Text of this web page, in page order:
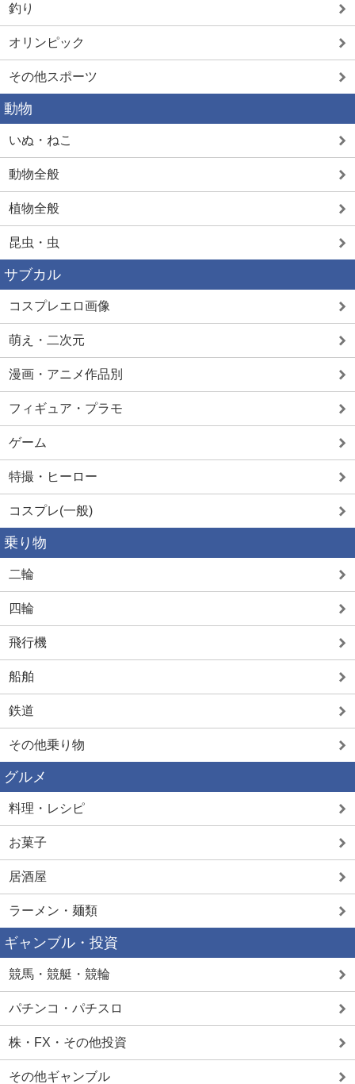
釣り
オリンピック
その他スポーツ
動物
いぬ・ねこ
動物全般
植物全般
昆虫・虫
サブカル
コスプレエロ画像
萌え・二次元
漫画・アニメ作品別
フィギュア・プラモ
ゲーム
特撮・ヒーロー
コスプレ(一般)
乗り物
二輪
四輪
飛行機
船舶
鉄道
その他乗り物
グルメ
料理・レシピ
お菓子
居酒屋
ラーメン・麺類
ギャンブル・投資
競馬・競艇・競輪
パチンコ・パチスロ
株・FX・その他投資
その他ギャンブル